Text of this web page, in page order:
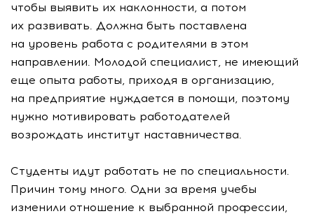
чтобы выявить их наклонности, а потом
их развивать. Должна быть поставлена
на уровень работа с родителями в этом
направлении. Молодой специалист, не имеющий
еще опыта работы, приходя в организацию,
на предприятие нуждается в помощи, поэтому
нужно мотивировать работодателей
возрождать институт наставничества.
Студенты идут работать не по специальности.
Причин тому много. Одни за время учебы
изменили отношение к выбранной профессии,